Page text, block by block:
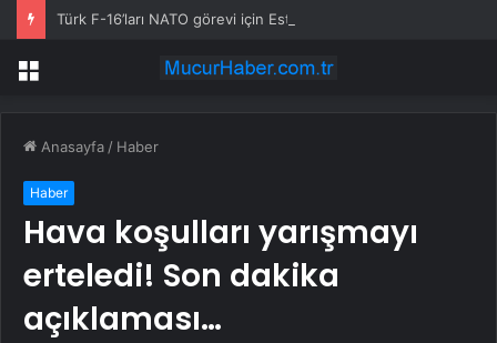
Menü
Anasayfa / Haber
Haber
Hava koşulları yarışmayı
erteledi! Son dakika
açıklaması…